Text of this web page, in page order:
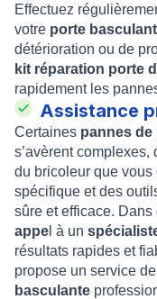
Effectuez
votre porte
détérioration ou de
kit réparation porte
rapidement les
Assistance
Certaines pannes de
s’avèrent
du bricoleur que
spécifique et des
sûre et efficace.
appe l à un
résultats rapides et
propose un service de
basculante